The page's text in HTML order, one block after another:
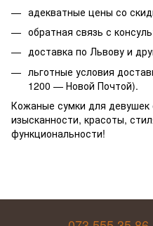
адекватные цены со
обратная связь с
доставка по Львову и
льготные условия
1200 — Новой Почтой).
Кожаные сумки для девушек
изысканности, красоты,
функциональности!